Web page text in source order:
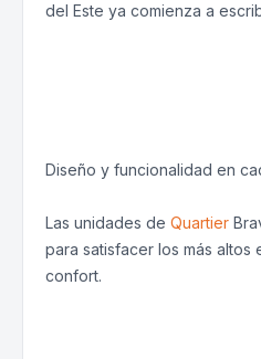
del Este ya comienza a
Diseño y funcionalidad en
Las unidades de Quartier
para satisfacer los más
confort.